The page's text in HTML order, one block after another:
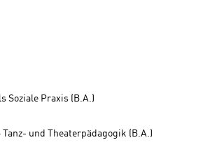
Soziale Praxis (B.A.)
und Theaterpädagogik (B.A.)